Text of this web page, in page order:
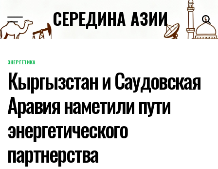
content
СЕРЕДИНА АЗИИ
POSTED
IN
ЭНЕРГЕТИКА
Кыргызстан и Саудовская
Аравия наметили пути
энергетического
партнерства